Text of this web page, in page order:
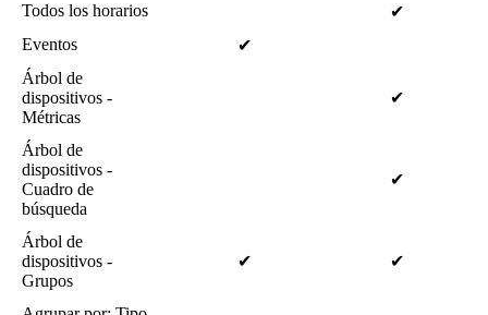
Todos los horarios
✔
Eventos
✔
Árbol de
dispositivos -
Métricas
✔
Árbol de
dispositivos -
Cuadro de
búsqueda
✔
Árbol de
dispositivos -
Grupos
✔ ✔